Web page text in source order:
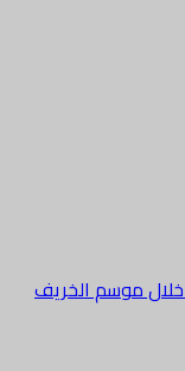
موسم الخريف